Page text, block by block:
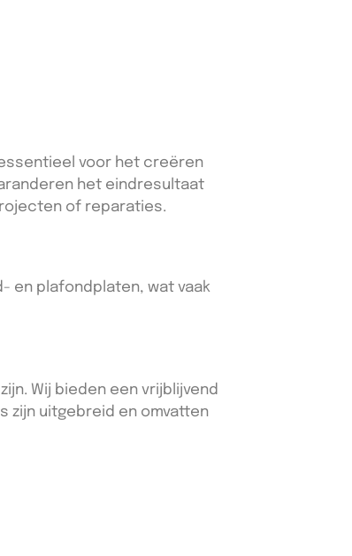
voor het creëren
het eindresultaat
of reparaties.
en plafondplaten, wat vaak
Wij bieden een vrijblijvend
zijn uitgebreid en omvatten